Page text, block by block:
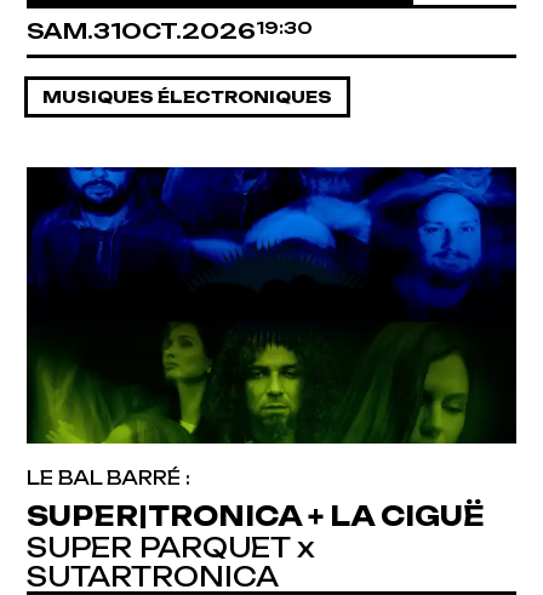
SAMEDI
SAM.31OCTOBRE
OCT.202619:30
MUSIQUES ÉLECTRONIQUES
LE BAL BARRÉ :
SUPER|TRONICA + LA CIGUË
SUPER PARQUET x
SUTARTRONICA